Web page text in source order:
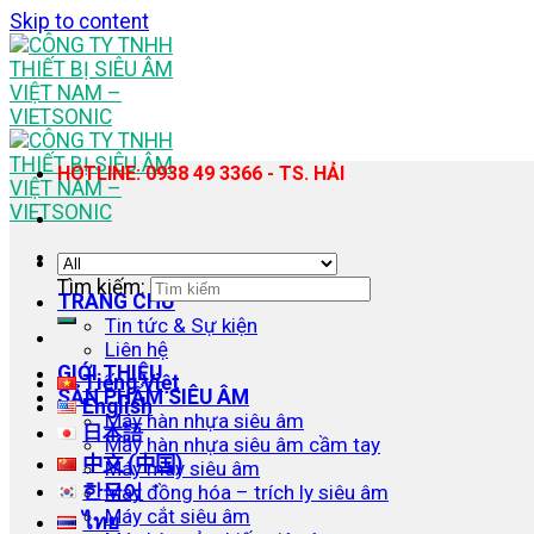
Skip to content
TRANG CHỦ
Tin tức & Sự kiện
Liên hệ
GIỚI THIỆU
SẢN PHẨM SIÊU ÂM
Máy hàn nhựa siêu âm
Máy hàn nhựa siêu âm cầm tay
Máy may siêu âm
Máy đồng hóa – trích ly siêu âm
Máy cắt siêu âm
HOTLINE: 0938 49 3366 - TS. HẢI
Tìm kiếm:
Tiếng Việt
English
日本語
中文 (中国)
한국어
ไทย